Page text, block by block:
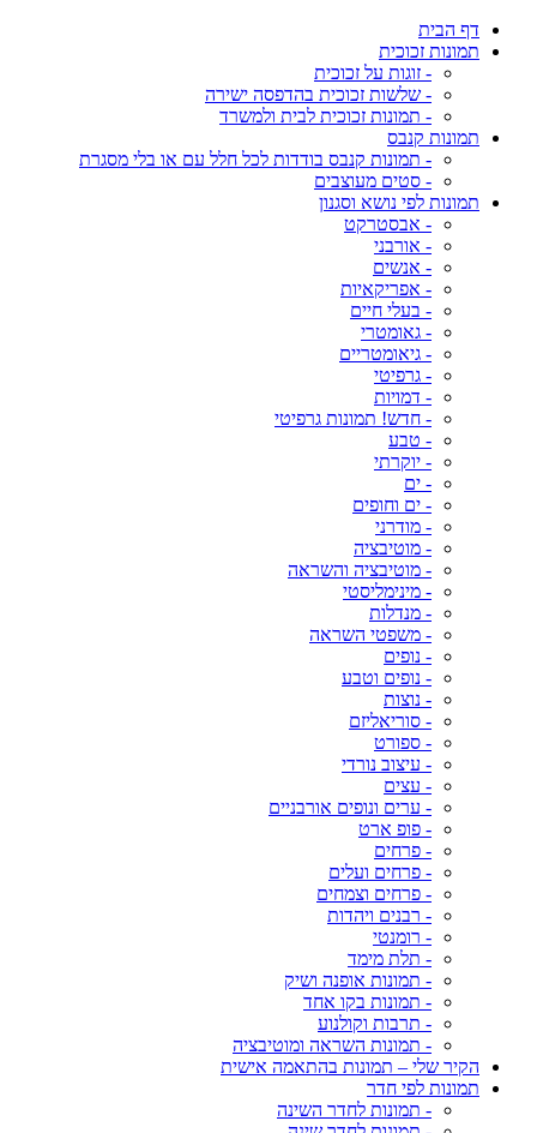
דף הבית
תמונות זכוכית
- זוגות על זכוכית
- שלשות זכוכית בהדפסה ישירה
- תמונות זכוכית לבית ולמשרד
תמונות קנבס
- תמונות קנבס בודדות לכל חלל עם או בלי מסגרת
- סטים מעוצבים
תמונות לפי נושא וסגנון
- אבסטרקט
- אורבני
- אנשים
- אפריקאיות
- בעלי חיים
- גאומטרי
- גיאומטריים
- גרפיטי
- דמויות
- חדש! תמונות גרפיטי
- טבע
- יוקרתי
- ים
- ים וחופים
- מודרני
- מוטיבציה
- מוטיבציה והשראה
- מינימליסטי
- מנדלות
- משפטי השראה
- נופים
- נופים וטבע
- נוצות
- סוריאליזם
- ספורט
- עיצוב נורדי
- עצים
- ערים ונופים אורבניים
- פופ ארט
- פרחים
- פרחים ועלים
- פרחים וצמחים
- רבנים ויהדות
- רומנטי
- תלת מימד
- תמונות אופנה ושיק
- תמונות בקו אחד
- תרבות וקולנוע
- תמונות השראה ומוטיבציה
הקיר שלי – תמונות בהתאמה אישית
תמונות לפי חדר
- תמונות לחדר השינה